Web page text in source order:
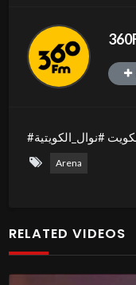
#نوال_الكويتية
Arena
RELATED VIDEOS